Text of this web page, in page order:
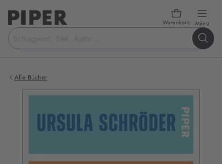
Warenkorb Menü
Suchbegriff
eingeben
Alle Bücher